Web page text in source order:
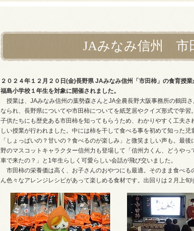
JAみなみ信州 市
２０２４年１２月２０日(金)長野県 JAみなみ信州「市田柿」の食育授
福島小学校１年生を対象に開催されました。
授業は、JAみなみ信州の葉勢森さんとJA全農長野大阪事務所の鶴田さ
なられ、長野県についてや市田柿についてを紙芝居やクイズ形式で学習
子供たちにも歴史ある市田柿を知ってもらうため、わかりやすく工夫さ
しい授業が行われました。中には柿を干して食べる事を初めて知った児
「しょっぱいの？甘いの？食べるのが楽しみ」と微笑ましい声も。最後
野のマスコットキャラクター信州力も登場して「信州力くん、どうやっ
車で来たの？」と1年生らしく可愛らしい会話が飛び交いました。
市田柿の栄養価は高く、お子さんのおやつにも最適。そのまま食べる
ん色々なアレンジレシピがあって楽しめる食材です。出回りは２月上旬